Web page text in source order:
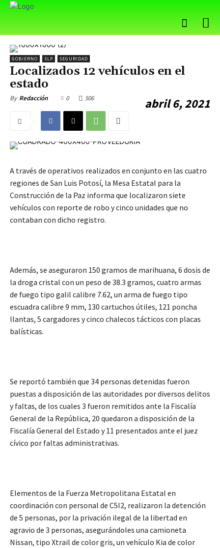
GOBIERNO SLP SEGURIDAD
Localizados 12 vehículos en el
estado
By Redacción abril 6, 2021
0 506
A través de operativos realizados en conjunto en las cuatro
regiones de San Luis Potosí, la Mesa Estatal para la
Construcción de la Paz informa que localizaron siete
vehículos con reporte de robo y cinco unidades que no
contaban con dicho registro.
Además, se aseguraron 150 gramos de marihuana, 6 dosis de
la droga cristal con un peso de 38.3 gramos, cuatro armas
de fuego tipo galil calibre 7.62, un arma de fuego tipo
escuadra calibre 9 mm, 130 cartuchos útiles, 121 poncha
llantas, 5 cargadores y cinco chalecos tácticos con placas
balísticas.
Se reportó también que 34 personas detenidas fueron
puestas a disposición de las autoridades por diversos delitos
y faltas, de los cuales 3 fueron remitidos ante la Fiscalía
General de la República, 20 quedaron a disposición de la
Fiscalía General del Estado y 11 presentados ante el juez
cívico por faltas administrativas.
Elementos de la Fuerza Metropolitana Estatal en
coordinación con personal de C5I2, realizaron la detención
de 5 personas, por la privación ilegal de la libertad en
agravio de 3 personas, asegurándoles una camioneta
Nissan, tipo Xtrail de color gris, un vehículo Kia de color